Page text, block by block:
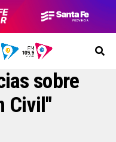
sobre
Civil"